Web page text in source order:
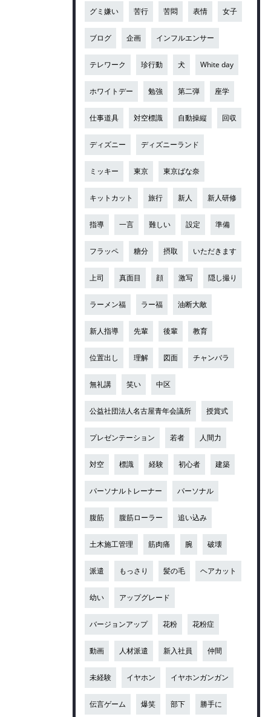
グミ嫌い 苦行 苦悶 表情 女子
ブログ 企画 インフルエンサー
テレワーク 珍行動 犬 White day
ホワイトデー 勉強 第二弾 座学
仕事道具 対空標識 自動操縦 回収
ディズニー ディズニーランド
ミッキー 東京 東京ばな奈
キットカット 旅行 新人 新人研修
指導 一言 難しい 設定 準備
フラッペ 糖分 摂取 いただきます
上司 真面目 顔 激写 隠し撮り
ラーメン福 ラー福 油断大敵
新人指導 先輩 後輩 教育
位置出し 理解 図面 チャンバラ
無礼講 笑い 中区
公益社団法人名古屋青年会議所 授賞式
プレゼンテーション 若者 人間力
対空 標識 経験 初心者 建築
パーソナルトレーナー パーソナル
腹筋 腹筋ローラー 追い込み
土木施工管理 筋肉痛 腕 破壊
派遣 もっさり 髪の毛 ヘアカット
幼い アップグレード
バージョンアップ 花粉 花粉症
動画 人材派遣 新入社員 仲間
未経験 イヤホン イヤホンガンガン
伝言ゲーム 爆笑 部下 勝手に